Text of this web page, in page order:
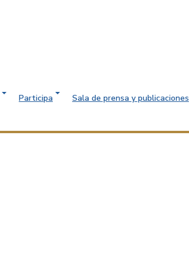
Participa Sala de prensa y publicaciones